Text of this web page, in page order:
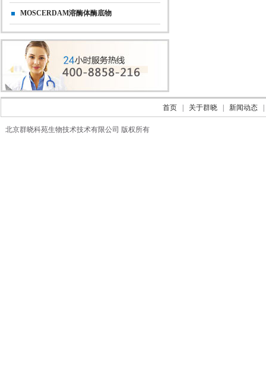
MOSCERDAM溶酶体酶底物
首页 关于群晓 新闻动态
北京群晓科苑生物技术技术有限公司 版权所有